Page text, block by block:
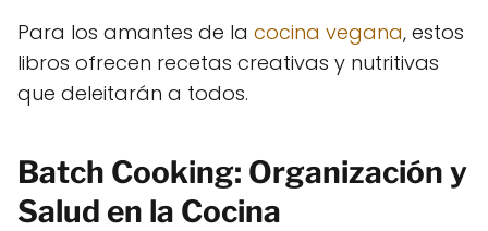
Para los amantes de la cocina vegana, estos
libros ofrecen recetas creativas y nutritivas
que deleitarán a todos.
Batch Cooking: Organización y
Salud en la Cocina